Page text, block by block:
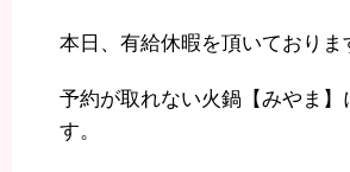
本日、有給休暇を頂いておりま
予約が取れない火鍋【みやま】
す。